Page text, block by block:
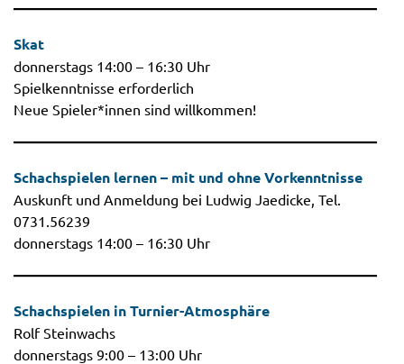
Skat
donnerstags 14:00 – 16:30 Uhr
Spielkenntnisse erforderlich
Neue Spieler*innen sind willkommen!
Schachspielen lernen – mit und ohne Vorkenntnisse
Auskunft und Anmeldung bei Ludwig Jaedicke, Tel.
0731.56239
donnerstags 14:00 – 16:30 Uhr
Schachspielen in Turnier-Atmosphäre
Rolf Steinwachs
donnerstags 9:00 – 13:00 Uhr